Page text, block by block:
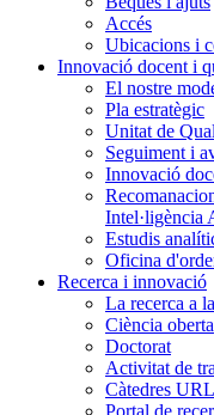
Accés
Ubicacions i
Innovació docent i
El nostre
Pla estratègic
Unitat de
Seguiment i
Innovació
Intel·ligència
Estudis
Oficina
Recerca i innovació
La recerca a
Ciència oberta
Doctorat
Activitat de
Càtedres URL
Portal de